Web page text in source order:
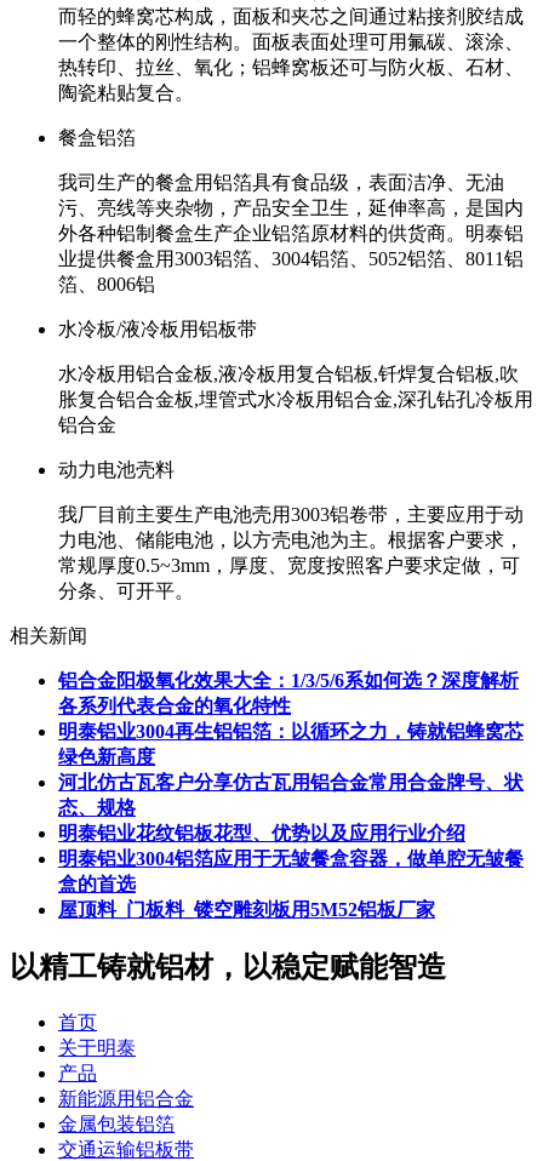
而轻的蜂窝芯构成，面板和夹芯之间通过粘接剂胶结成
一个整体的刚性结构。面板表面处理可用氟碳、滚涂、
热转印、拉丝、氧化；铝蜂窝板还可与防火板、石材、
陶瓷粘贴复合。
餐盒铝箔
我司生产的餐盒用铝箔具有食品级，表面洁净、无油
污、亮线等夹杂物，产品安全卫生，延伸率高，是国内
外各种铝制餐盒生产企业铝箔原材料的供货商。明泰铝
业提供餐盒用3003铝箔、3004铝箔、5052铝箔、8011铝
箔、8006铝
水冷板/液冷板用铝板带
水冷板用铝合金板,液冷板用复合铝板,钎焊复合铝板,吹
胀复合铝合金板,埋管式水冷板用铝合金,深孔钻孔冷板用
铝合金
动力电池壳料
我厂目前主要生产电池壳用3003铝卷带，主要应用于动
力电池、储能电池，以方壳电池为主。根据客户要求，
常规厚度0.5~3mm，厚度、宽度按照客户要求定做，可
分条、可开平。
相关新闻
铝合金阳极氧化效果大全：1/3/5/6系如何选？深度解析
各系列代表合金的氧化特性
明泰铝业3004再生铝铝箔：以循环之力，铸就铝蜂窝芯
绿色新高度
河北仿古瓦客户分享仿古瓦用铝合金常用合金牌号、状
态、规格
明泰铝业花纹铝板花型、优势以及应用行业介绍
明泰铝业3004铝箔应用于无皱餐盒容器，做单腔无皱餐
盒的首选
屋顶料_门板料_镂空雕刻板用5M52铝板厂家
以精工铸就铝材，以稳定赋能智造
首页
关于明泰
产品
新能源用铝合金
金属包装铝箔
交通运输铝板带